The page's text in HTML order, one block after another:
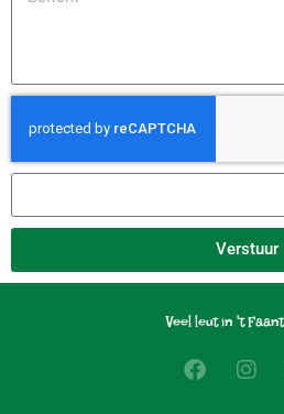
Verstuur
Veel leut in 't